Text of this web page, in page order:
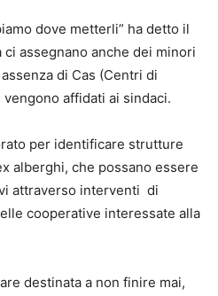
dove metterli” ha detto il
ci assegnano anche dei minori
di Cas (Centri di
affidati ai sindaci.
per identificare strutture
alberghi, che possano essere
attraverso interventi di
cooperative interessate alla
destinata a non finire mai,